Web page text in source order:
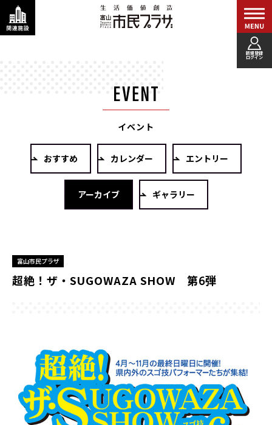
新規登録
ログイン
イベント
おすすめ カレンダー エントリー
アーカイブ ギャラリー
超絶！ザ・SUGOWAZA SHOW 第6弾
富山市民プラザ